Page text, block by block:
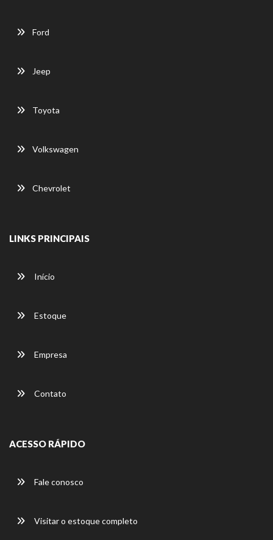
Ford
Jeep
Toyota
Volkswagen
Chevrolet
LINKS PRINCIPAIS
Início
Estoque
Empresa
Contato
ACESSO RÁPIDO
Fale conosco
Visitar o estoque completo